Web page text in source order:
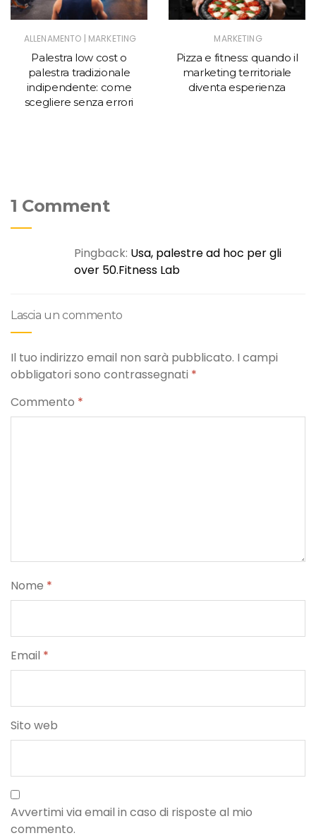
ALLENAMENTO | MARKETING
Palestra low cost o
palestra tradizionale
indipendente: come
scegliere senza errori
MARKETING
Pizza e fitness: quando il
marketing territoriale
diventa esperienza
1 Comment
Pingback: Usa, palestre ad hoc per gli
over 50.Fitness Lab
Lascia un commento
Il tuo indirizzo email non sarà pubblicato. I campi
obbligatori sono contrassegnati *
Commento *
Nome *
Email *
Sito web
Avvertimi via email in caso di risposte al mio
commento.